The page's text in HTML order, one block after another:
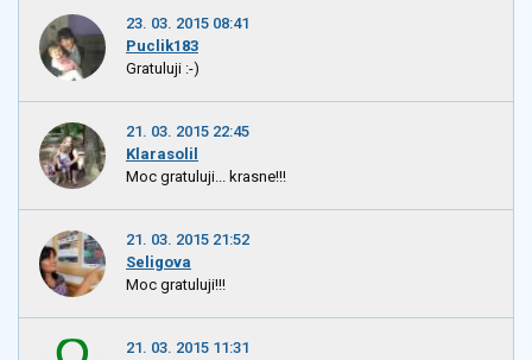
23. 03. 2015 08:41
Puclik183
Gratuluji :-)
21. 03. 2015 22:45
Klarasolil
Moc gratuluji... krasne!!!
21. 03. 2015 21:52
Seligova
Moc gratuluji!!!
21. 03. 2015 11:31